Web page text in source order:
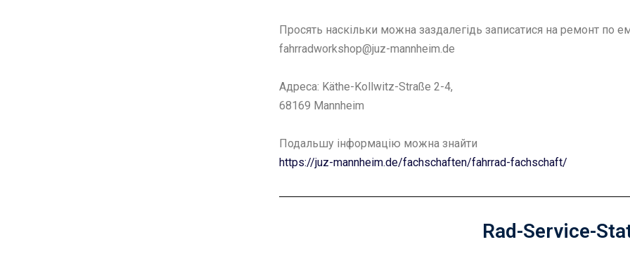
Просять наскільки можна заздалегідь записатися на ремонт по
fahrradworkshop@juz-mannheim.de
Адреса: Käthe-Kollwitz-Straße 2-4,
68169 Mannheim
Подальшу інформацію можна знайти
https://juz-mannheim.de/fachschaften/fahrrad-fachschaft/
Rad-Service-